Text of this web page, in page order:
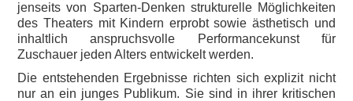
jenseits von Sparten-Denken strukturelle Möglichkeiten
des Theaters mit Kindern erprobt sowie ästhetisch und
inhaltlich anspruchsvolle Performancekunst für
Zuschauer jeden Alters entwickelt werden.
Die entstehenden Ergebnisse richten sich explizit nicht
nur an ein junges Publikum. Sie sind in ihrer kritischen